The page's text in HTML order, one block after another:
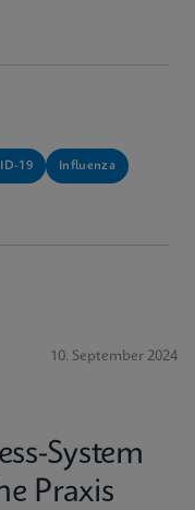
19 Influenza
10. September 2024
System
Praxis